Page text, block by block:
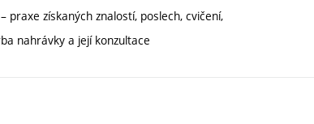
praxe získaných znalostí, poslech, cvičení,
nahrávky a její konzultace